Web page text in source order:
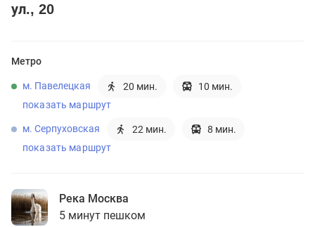
ул., 20
Метро
м. Павелецкая 20 мин.
10 мин.
показать маршрут
м. Серпуховская 22 мин.
8 мин.
показать маршрут
Река Москва
5 минут пешком